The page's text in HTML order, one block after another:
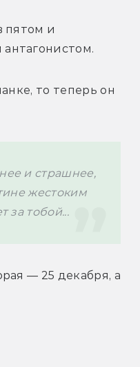
пятом и
то теперь он
и страшнее,
жестоким
за тобой...
— 25 декабря, а